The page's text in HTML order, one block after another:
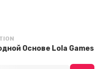
Основе Lola Games